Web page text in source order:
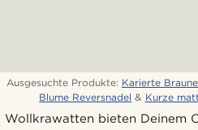
Ausgesuchte Produkte: Karierte
Blume Reversnadel & Kurze
Wollkrawatten bieten Deinem